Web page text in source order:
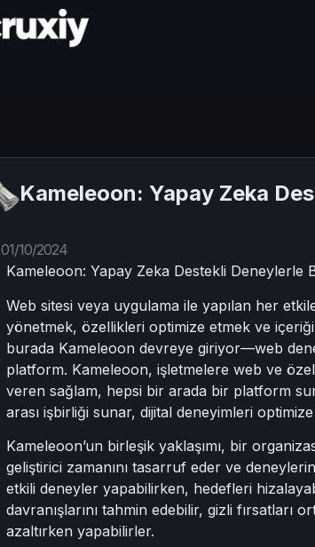
Kameleoon: Yapay Zeka
01/10/2024
Kameleoon: Yapay Zeka Destekli Deneylerle
Web sitesi veya uygulama ile yapılan her
yönetmek, özellikleri optimize etmek ve
burada Kameleoon devreye giriyor—web
platform. Kameleoon, işletmelere web ve
veren sağlam, hepsi bir arada bir platform
arası işbirliği sunar, dijital deneyimleri
Kameleoon’un birleşik yaklaşımı, bir
geliştirici zamanını tasarruf eder ve
etkili deneyler yapabilirken, hedefleri
davranışlarını tahmin edebilir, gizli
azaltırken yapabilirler.